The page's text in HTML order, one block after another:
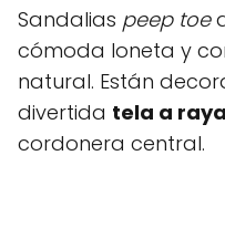
Sandalias peep toe
cómoda loneta y
natural. Están
divertida tela a
cordonera central.